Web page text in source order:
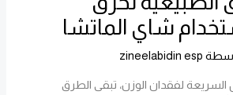
شاي الماتشا
zineelabidin esp
السريعة لفقدان الوزن، تبقى الطرق